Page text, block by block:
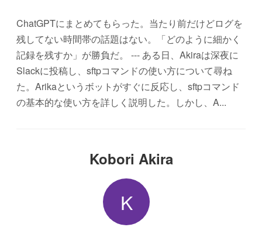
ChatGPTにまとめてもらった。当たり前だけどログを
残してない時間帯の話題はない。「どのように細かく
記録を残すか」が勝負だ。 --- ある日、Akiraは深夜に
Slackに投稿し、sftpコマンドの使い方について尋ね
た。Arikaというボットがすぐに反応し、sftpコマンド
の基本的な使い方を詳しく説明した。しかし、A...
Kobori Akira
K